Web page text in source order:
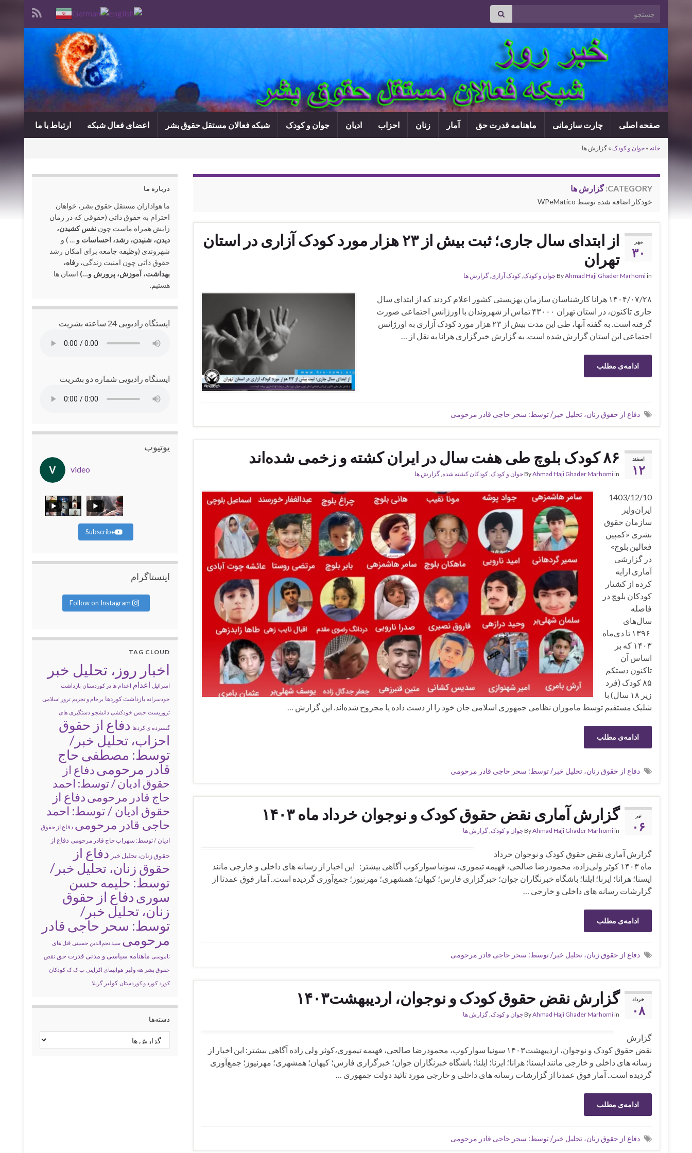
صفحه اصلی چارت سازمانی ماهنامه قدرت حق آمار زنان احزاب ادیان جوان و کودک شبکه فعالان مستقل حقوق بشر اعضای فعال شبکه ارتباط با ما
خانه » جوان و کودک » گزارش ها
CATEGORY: گزارش ها
خودکار اضافه شده توسط WPeMatico
مهر
۳۰
از ابتدای سال جاری؛ ثبت بیش از ۲۳ هزار مورد کودک آزاری در استان
تهران
ByAhmad Haji Ghader Marhomiin جوان و کودک,کودک آزاری,گزارش ها
۱۴۰۴/۰۷/۲۸ هرانا کارشناسان سازمان بهزیستی کشور اعلام کردند که از ابتدای سال
جاری تاکنون، در استان تهران ۴۳۰۰۰ تماس از شهروندان با اورژانس اجتماعی صورت
گرفته است. به گفته آنها، طی این مدت بیش از ۲۳ هزار مورد کودک آزاری به اورژانس
اجتماعی این استان گزارش شده است. به گزارش خبرگزاری هرانا به نقل از …
ادامه‌ی مطلب
دفاع از حقوق زنان، تحلیل خبر/ توسط: سحر حاجی قادر مرحومی
اسفند
۱۲
۸۶ کودک بلوچ طی هفت سال در ایران کشته و زخمی شده‌اند
ByAhmad Haji Ghader Marhomiin جوان و کودک کودکان کشته شده گزارش ها
1403/12/10
ایران‌وایر
سازمان حقوق
بشری «کمپین
فعالین بلوچ»
در گزارشی
آماری ارایه
کرده از کشتار
کودکان بلوچ در
فاصله
سال‌های
۱۳۹۶ تا دی‌ماه
۱۴۰۳ که بر
اساس آن
تاکنون دستکم
۸۵ کودک (فرد
زیر ۱۸ سال) با
شلیک مستقیم توسط ماموران نظامی جمهوری اسلامی جان خود را از دست داده‌ یا مجروح شده‌اند. این گزارش …
ادامه‌ی مطلب
دفاع از حقوق زنان، تحلیل خبر/ توسط: سحر حاجی قادر مرحومی
تیر
۰۶
گزارش آماری نقض حقوق کودک و نوجوان خرداد ماه ۱۴۰۳
ByAhmad Haji Ghader Marhomiin جوان و کودک گزارش ها
گزارش آماری نقض حقوق کودک و نوجوان خرداد
ماه ۱۴۰۳ کوثر ولی‌زاده، محمودرضا صالحی، فهیمه تیموری، سونیا سوارکوب آگاهی بیشتر: این اخبار از رسانه های داخلی و خارجی مانند
ایسنا؛ هرانا؛ ایرنا؛ ایلنا؛ باشگاه خبرنگاران جوان؛ خبرگزاری فارس؛ کیهان؛ همشهری؛ مهرنیوز؛ جمع‌آوری گردیده است.. آمار فوق عمدتا از
گزارشات رسانه های داخلی و خارجی …
ادامه‌ی مطلب
دفاع از حقوق زنان، تحلیل خبر/ توسط: سحر حاجی قادر مرحومی
خرداد
۰۸
گزارش نقض حقوق کودک و نوجوان، اردیبهشت۱۴۰۳
ByAhmad Haji Ghader Marhomiin جوان و کودک گزارش ها
گزارش
نقض حقوق کودک و نوجوان، اردیبهشت۱۴۰۳ سونیا سوارکوب، محمودرضا صالحی، فهیمه تیموری،کوثر ولی زاده آگاهی بیشتر: این اخبار از
رسانه های داخلی و خارجی مانند ایسنا؛ هرانا؛ ایرنا؛ ایلنا؛ باشگاه خبرنگاران جوان؛ خبرگزاری فارس؛ کیهان؛ همشهری؛ مهرنیوز؛ جمع‌آوری
گردیده است.. آمار فوق عمدتا از گزارشات رسانه های داخلی و خارجی مورد تائید دولت جمهوری …
ادامه‌ی مطلب
دفاع از حقوق زنان، تحلیل خبر/ توسط: سحر حاجی قادر مرحومی
درباره ما
ما هواداران مستقل حقوق بشر، خواهان
احترام به حقوق ذاتی (حقوقی که در زمان
زایش همراه ماست چوننفس کشیدن،
دیدن، شنیدن، رشد، احساسات و … ) و
شهروندی (وظیفه جامعه برای امکان رشد
حقوق ذاتی چون امنیت زندگی،رفاه،
بهداشت، آموزش، پرورش و…) انسان ها
هستیم.
ایستگاه رادیویی 24 ساعته بشریت
ایستگاه رادیویی شماره دو بشریت
یوتیوب
video
Subscribe
اینستاگرام
Follow on Instagram
TAG CLOUD
اخبار روز، تحلیل خبر
اسرائیل اعدام اعدام ها در کوردستان بازداشت
خودسرانه بازداشت کوردها برجام و تحریم ترور اسلامی
تروریست حبس خودکشی دانشجو دستگیری های
گسترده ی کردها دفاع از حقوق
احزاب، تحلیل خبر/
توسط: مصطفی حاج
قادر مرحومیدفاع از
حقوق ادیان / توسط: احمد
حاج قادر مرحومیدفاع از
حقوق ادیان / توسط: احمد
حاجی قادر مرحومی دفاع از حقوق
ادیان / توسط: سهراب حاج قادر مرحومی دفاع از
حقوق زنان، تحلیل خبر دفاع از
حقوق زنان، تحلیل خبر/
توسط: حلیمه حسن
سوری دفاع از حقوق
زنان، تحلیل خبر/
توسط: سحر حاجی قادر
مرحومی سید نجم‌الدین حسینی قتل های
ناموسی ماهنامه سیاسی و مدنی قدرت حق نقض
حقوق بشر هه ولیر هواپیمای اکراینی پ ک ک کودکان
کورد کورد و کوردستان کولبر گریلا
دسته‌ها
دسته‌ها